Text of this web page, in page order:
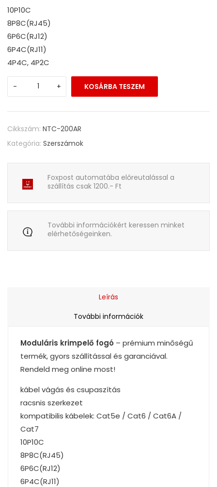
10P10C
8P8C(RJ45)
6P6C(RJ12)
6P4C(RJ11)
4P4C, 4P2C
- + KOSÁRBA TESZEM
Cikkszám: NTC-200AR
Kategória: Szerszámok
Foxpost automatába előreutalással a
szállítás csak 1200.- Ft
További információkért keressen minket
elérhetőségeinken.
Leírás
További információk
Moduláris krimpelő fogó – prémium minőségű
termék, gyors szállítással és garanciával.
Rendeld meg online most!
kábel vágás és csupaszítás
racsnis szerkezet
kompatibilis kábelek: Cat5e / Cat6 / Cat6A /
Cat7
10P10C
8P8C(RJ45)
6P6C(RJ12)
6P4C(RJ11)